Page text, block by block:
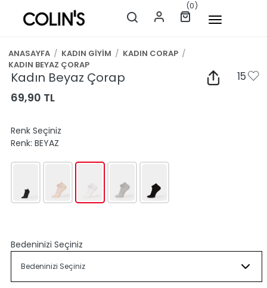
(0)
ANASAYFA / KADIN GİYİM / KADIN CORAP /
KADIN BEYAZ ÇORAP
Kadın Beyaz Çorap 15
69,90 TL
Renk Seçiniz
Renk: BEYAZ
Bedeninizi Seçiniz